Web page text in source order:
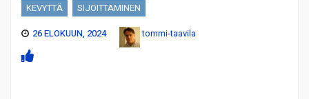
KEVYTTÄ
SIJOITTAMINEN
26 ELOKUUN, 2024
tommi-taavila